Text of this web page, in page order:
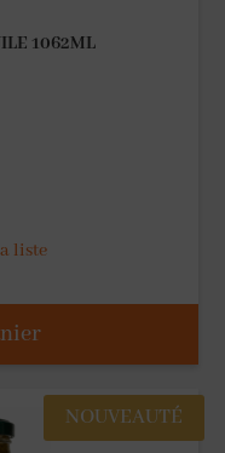
1062ML
liste
NOUVEAUTÉ